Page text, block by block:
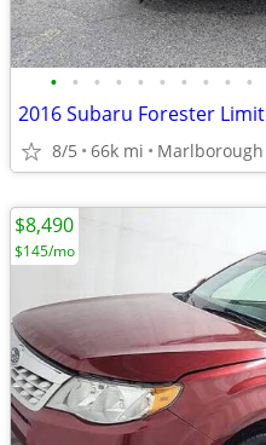
• • • • • • • • • •
8/5 66k mi Marlborough
$8,490
$145/mo